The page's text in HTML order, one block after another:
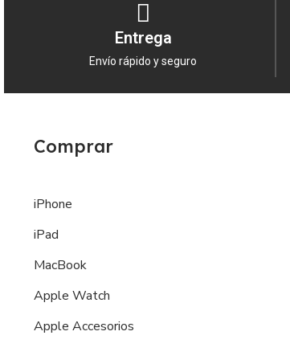
Entrega
Envío rápido y seguro
Comprar
iPhone
iPad
MacBook
Apple Watch
Apple Accesorios